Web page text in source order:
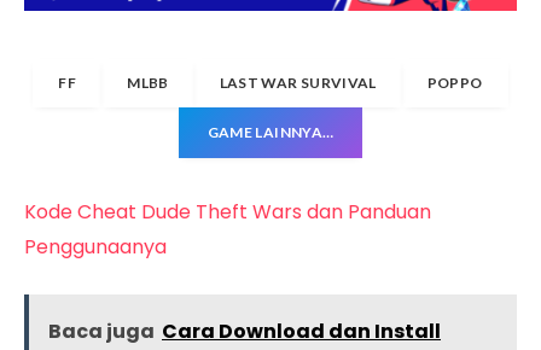
FF MLBB LAST WAR SURVIVAL POPPO
GAME LAINNYA…
Kode Cheat Dude Theft Wars dan Panduan
Penggunaanya
Baca juga Cara Download dan Install